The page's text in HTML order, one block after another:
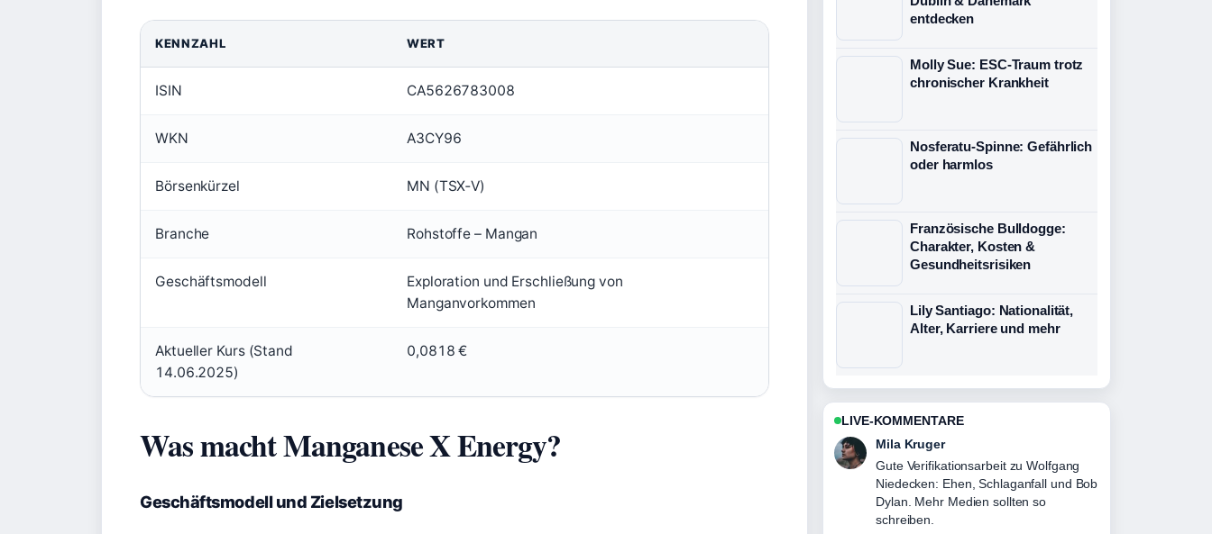
KENNZAHL WERT
ISIN CA5626783008
WKN A3CY96
Börsenkürzel MN (TSX‑V)
Branche Rohstoffe – Mangan
Geschäftsmodell
Exploration und Erschließung von
Manganvorkommen
Aktueller Kurs (Stand
14.06.2025)
0,0818 €
Was macht Manganese X Energy?
Geschäftsmodell und Zielsetzung
entdecken
Molly Sue: ESC-Traum trotz
chronischer Krankheit
Nosferatu-Spinne: Gefährlich
oder harmlos
Französische Bulldogge:
Charakter, Kosten &
Gesundheitsrisiken
Lily Santiago: Nationalität,
Alter, Karriere und mehr
LIVE-KOMMENTARE
Jonas Wagner
Starke Einordnung zu Calvin Harris:
Biografie, Vermögen und Beziehungen
im.... Das ist die klarste
Zusammenfassung, die ich heute